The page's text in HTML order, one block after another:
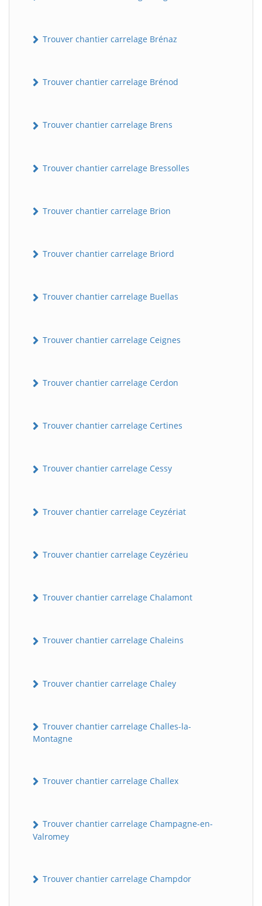
Trouver chantier carrelage Brénaz
Trouver chantier carrelage Brénod
Trouver chantier carrelage Brens
Trouver chantier carrelage Bressolles
Trouver chantier carrelage Brion
Trouver chantier carrelage Briord
Trouver chantier carrelage Buellas
Trouver chantier carrelage Ceignes
Trouver chantier carrelage Cerdon
Trouver chantier carrelage Certines
Trouver chantier carrelage Cessy
Trouver chantier carrelage Ceyzériat
Trouver chantier carrelage Ceyzérieu
Trouver chantier carrelage Chalamont
Trouver chantier carrelage Chaleins
Trouver chantier carrelage Chaley
Trouver chantier carrelage Challes-la-
Montagne
Trouver chantier carrelage Challex
Trouver chantier carrelage Champagne-en-
Valromey
Trouver chantier carrelage Champdor